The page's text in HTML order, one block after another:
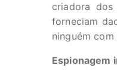
criadora
forneciam
ninguém com
Espionagem